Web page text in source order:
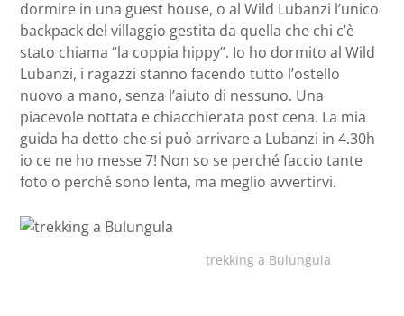
dormire in una guest house, o al Wild Lubanzi l’unico
backpack del villaggio gestita da quella che chi c’è
stato chiama “la coppia hippy”. Io ho dormito al Wild
Lubanzi, i ragazzi stanno facendo tutto l’ostello
nuovo a mano, senza l’aiuto di nessuno. Una
piacevole nottata e chiacchierata post cena. La mia
guida ha detto che si può arrivare a Lubanzi in 4.30h
io ce ne ho messe 7! Non so se perché faccio tante
foto o perché sono lenta, ma meglio avvertirvi.
trekking a Bulungula